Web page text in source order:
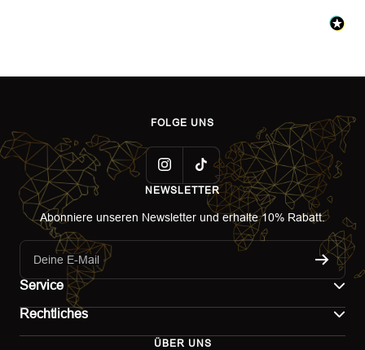
FOLGE UNS
NEWSLETTER
Abonniere unseren Newsletter und erhalte 10% Rabatt.
Deine E-Mail
Service
Rechtliches
ÜBER UNS